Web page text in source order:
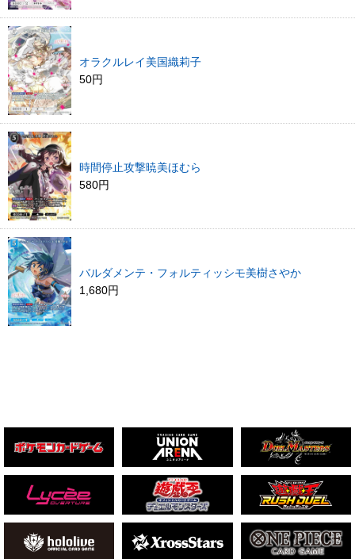
オラクルレイ美国織莉子
50円
時間停止攻撃暁美ほむら
580円
バルダメンテ・フォルティッシモ美樹さやか
1,680円